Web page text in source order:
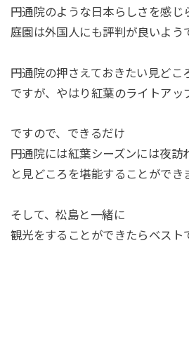
円通院のような日本らしさを感じ
庭園は外国人にも評判が良いよう
円通院の押さえておきたい見どこ
ですが、やはり紅葉のライトアッ
ですので、できるだけ
円通院には紅葉シーズンには夜訪
と見どころを堪能することができ
そして、松島と一緒に
観光をすることができたらベスト